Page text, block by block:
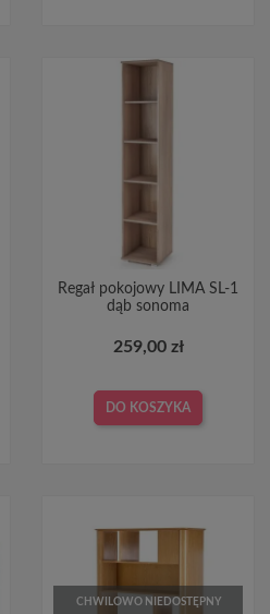
Regał pokojowy LIMA SL-1
dąb sonoma
259,00 zł
DO KOSZYKA
CHWILOWO NIEDOSTĘPNY